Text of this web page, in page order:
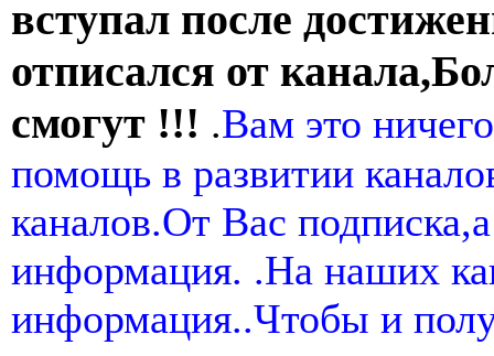
вступал после
отписался от
смогут !!! .Вам это
помощь в развитии
каналов.От Вас
информация. .На наших
информация..Чтобы и